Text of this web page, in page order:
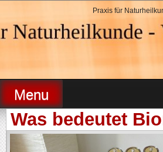
content
Heilpraktikerin
Praxis für
Menu
Was bedeutet